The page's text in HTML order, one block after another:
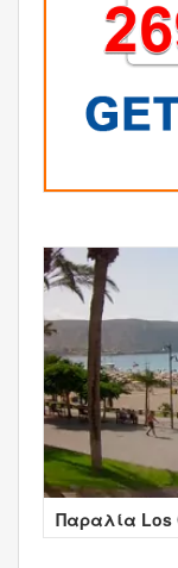
Παραλία Los